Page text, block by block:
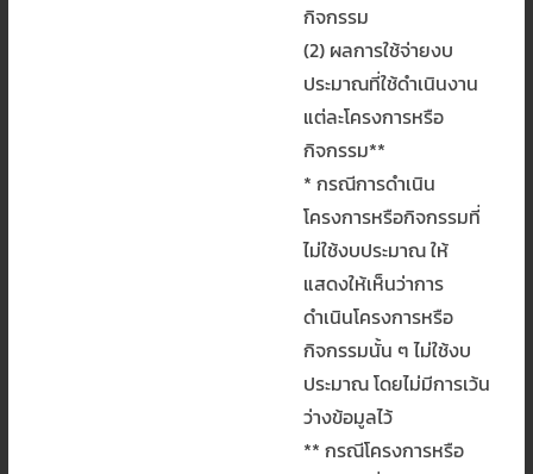
กิจกรรม
(2) ผลการใช้จ่ายงบ
ประมาณที่ใช้ดำเนินงาน
แต่ละโครงการหรือ
กิจกรรม**
* กรณีการดำเนิน
โครงการหรือกิจกรรมที่
ไม่ใช้งบประมาณ ให้
แสดงให้เห็นว่าการ
ดำเนินโครงการหรือ
กิจกรรมนั้น ๆ ไม่ใช้งบ
ประมาณ โดยไม่มีการเว้น
ว่างข้อมูลไว้
** กรณีโครงการหรือ